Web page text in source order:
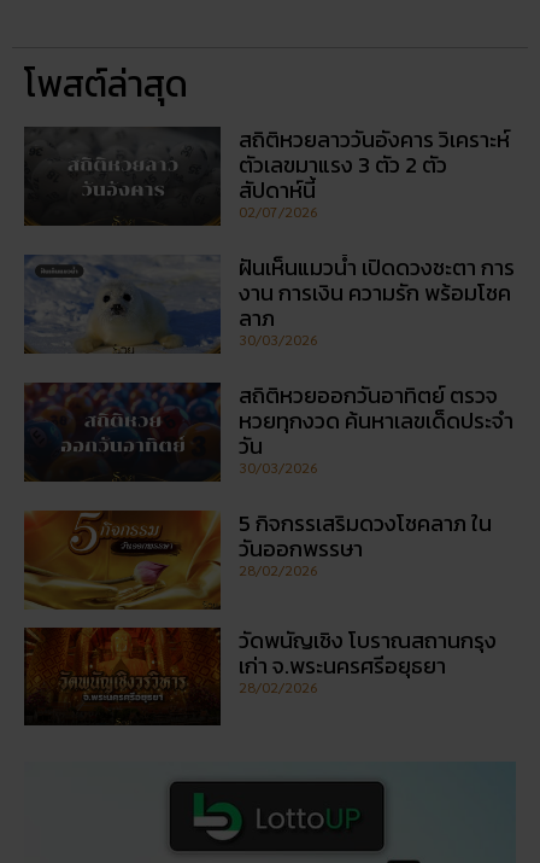
เรื่องที่คุณอาจสนใจ